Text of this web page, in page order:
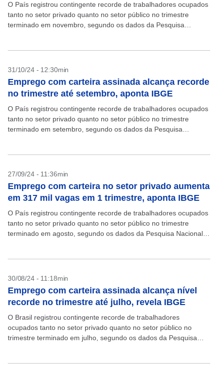
O País registrou contingente recorde de trabalhadores ocupados
tanto no setor privado quanto no setor público no trimestre
terminado em novembro, segundo os dados da Pesquisa
31/10/24 - 12:30min
Emprego com carteira assinada alcança recorde
no trimestre até setembro, aponta IBGE
O País registrou contingente recorde de trabalhadores ocupados
tanto no setor privado quanto no setor público no trimestre
terminado em setembro, segundo os dados da Pesquisa
27/09/24 - 11:36min
Emprego com carteira no setor privado aumenta
em 317 mil vagas em 1 trimestre, aponta IBGE
O País registrou contingente recorde de trabalhadores ocupados
tanto no setor privado quanto no setor público no trimestre
terminado em agosto, segundo os dados da Pesquisa Nacional
30/08/24 - 11:18min
Emprego com carteira assinada alcança nível
recorde no trimestre até julho, revela IBGE
O Brasil registrou contingente recorde de trabalhadores
ocupados tanto no setor privado quanto no setor público no
trimestre terminado em julho, segundo os dados da Pesquisa